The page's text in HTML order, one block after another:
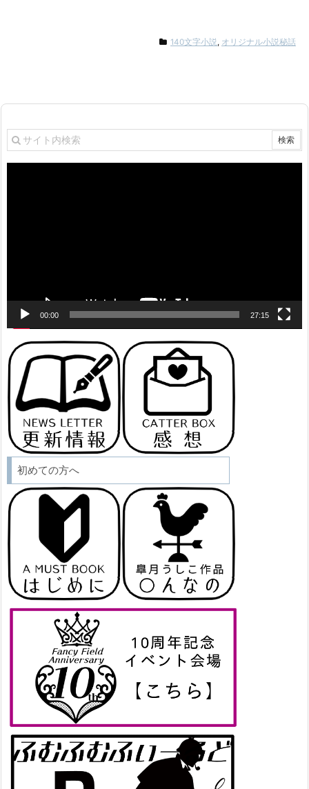
140文字小説 , オリジナル小説秘話
00:00 27:15
初めての方へ